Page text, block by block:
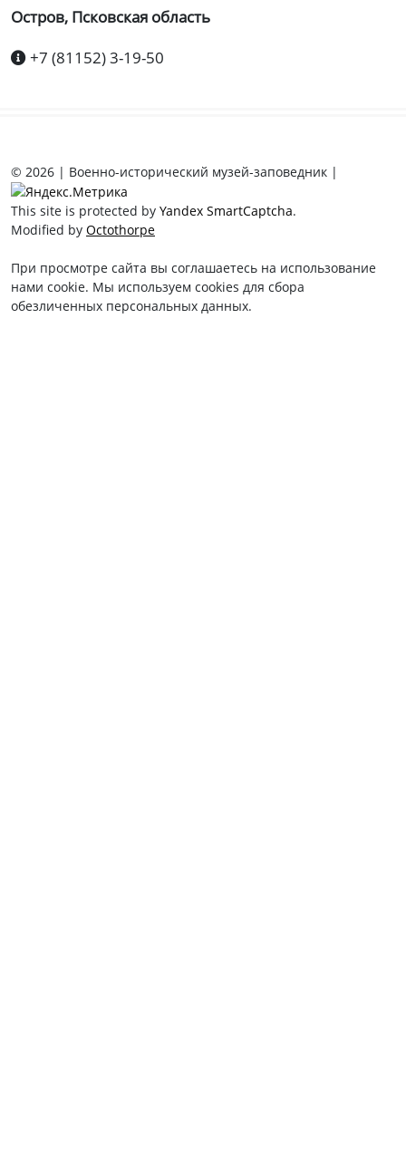
Остров, Псковская область
+7 (81152) 3-19-50
© 2026 | Военно-исторический музей-заповедник |
This site is protected by Yandex SmartCaptcha.
Modified by Octothorpe
При просмотре сайта вы соглашаетесь на использование
нами cookie. Мы используем cookies для сбора
обезличенных персональных данных.